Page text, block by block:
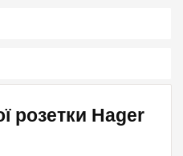
розетки Hager